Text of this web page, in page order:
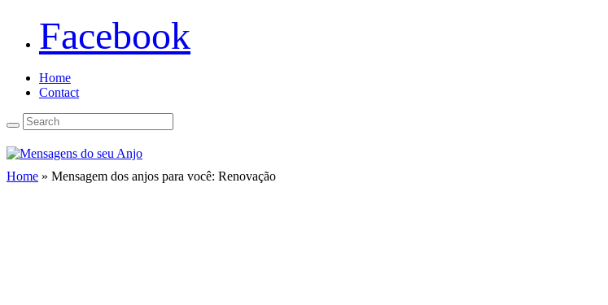
Facebook
Home
Contact
Home » Mensagem dos anjos para você: Renovação